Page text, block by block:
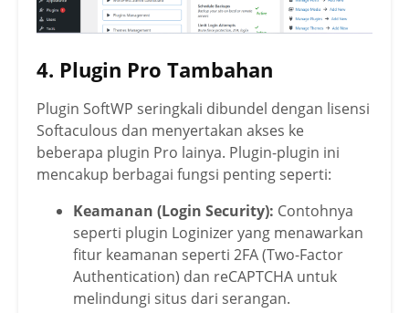
4. Plugin Pro Tambahan
Plugin SoftWP seringkali dibundel dengan lisensi
Softaculous dan menyertakan akses ke
beberapa plugin Pro lainya. Plugin-plugin ini
mencakup berbagai fungsi penting seperti:
Keamanan (Login Security): Contohnya
seperti plugin Loginizer yang menawarkan
fitur keamanan seperti 2FA (Two-Factor
Authentication) dan reCAPTCHA untuk
melindungi situs dari serangan.